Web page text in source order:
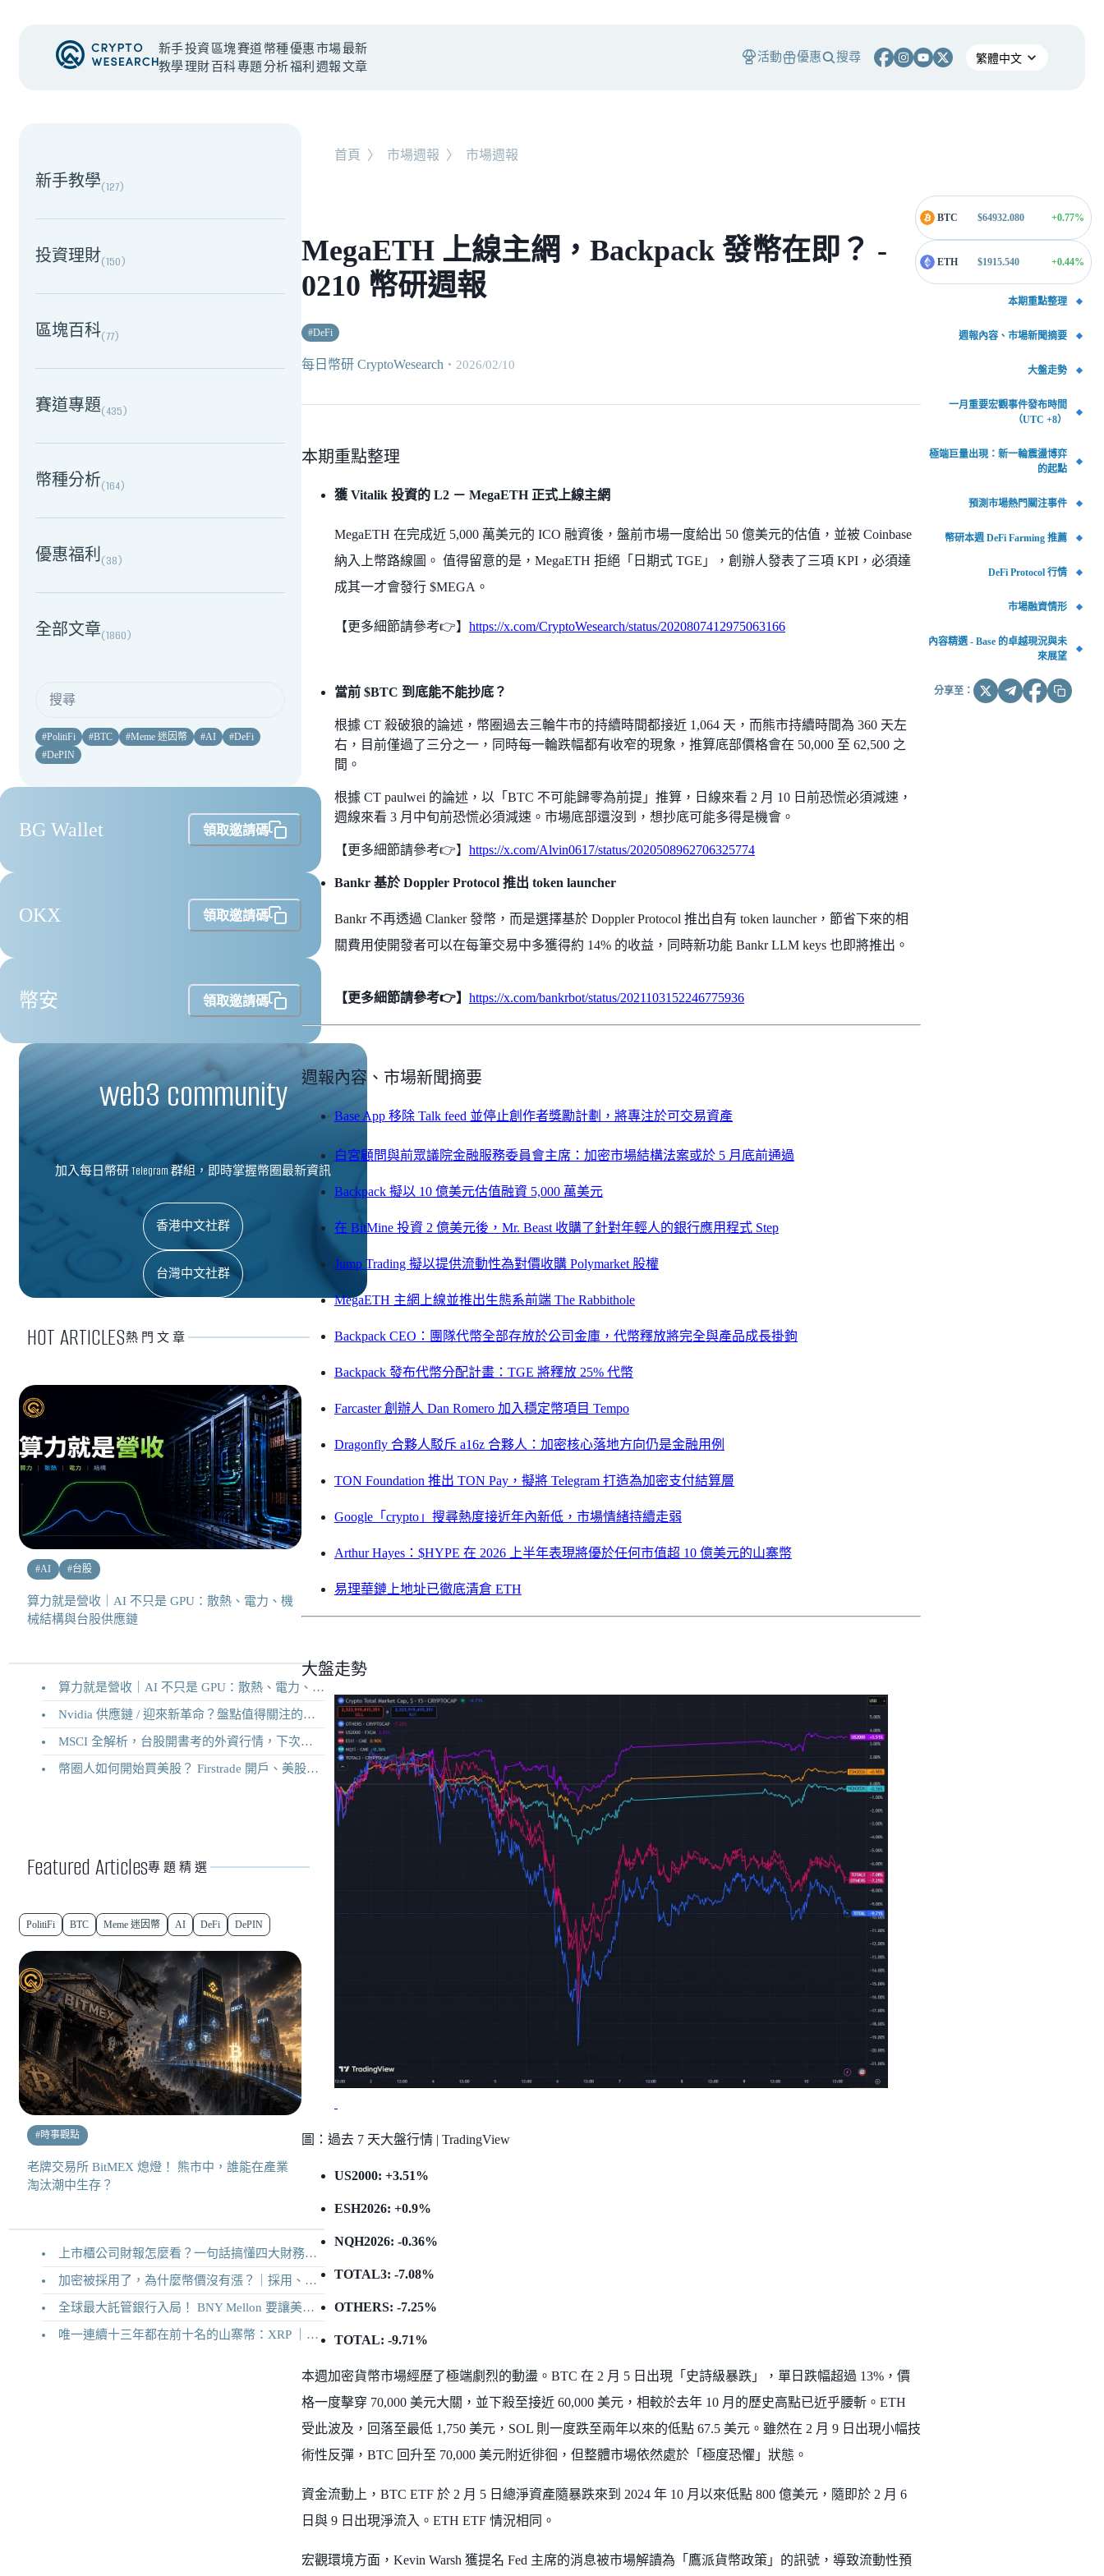
新手
教學
投資
理財
區塊
百科
賽道
專題
幣種
分析
優惠
福利
市場
週報
最新
文章
活動 優惠 搜尋
NEW EVENT
新手教學(127)
投資理財(150)
區塊百科(77)
賽道專題(435)
幣種分析(164)
優惠福利(38)
全部文章(1860)
#PolitiFi #BTC #Meme 迷因幣 #AI #DeFi
#DePIN
BG Wallet 領取邀請碼
OKX 領取邀請碼
幣安 領取邀請碼
web3 community
加入每日幣研 Telegram 群組，即時掌握幣圈最新資訊
香港中文社群
台灣中文社群
HOT ARTICLES熱門文章
#AI #台股
算力就是營收｜AI 不只是 GPU：散熱、電力、機
械結構與台股供應鏈
算力就是營收｜AI 不只是 GPU：散熱、電力、機械結構與台股供應鏈
Nvidia 供應鏈 / 迎來新革命？盤點值得關注的二十家供應鏈企業
MSCI 全解析，台股開書考的外資行情，下次調整你準備好了嗎？
幣圈人如何開始買美股？ Firstrade 開戶、美股交易機制完整教學
Featured Articles專題精選
PolitiFi BTC Meme 迷因幣 AI DeFi DePIN
#時事觀點
老牌交易所 BitMEX 熄燈！ 熊市中，誰能在產業
淘汰潮中生存？
上市櫃公司財報怎麼看？一句話搞懂四大財務報表
加密被採用了，為什麼幣價沒有漲？｜採用、收入與代幣價值捕獲
全球最大託管銀行入局！ BNY Mellon 要讓美債交易 24/7 不打烊
唯一連續十三年都在前十名的山寨幣：XRP ｜Ripple 2026 介紹
首頁 〉 市場週報 〉 市場週報
MegaETH 上線主網，Backpack 發幣在即？ -
0210 幣研週報
#DeFi
每日幣研 CryptoWesearch ・ 2026/02/10
本期重點整理
獲 Vitalik 投資的 L2 － MegaETH 正式上線主網
MegaETH 在完成近 5,000 萬美元的 ICO 融資後，盤前市場一度給出 50 億美元的估值，並被 Coinbase
納入上幣路線圖。 值得留意的是，MegaETH 拒絕「日期式 TGE」，創辦人發表了三項 KPI，必須達
成其一才會發行 $MEGA。
【更多細節請參考👉】 https://x.com/CryptoWesearch/status/2020807412975063166
當前 $BTC 到底能不能抄底？
根據 CT 殺破狼的論述，幣圈過去三輪牛市的持續時間都接近 1,064 天，而熊市持續時間為 360 天左
右，目前僅過了三分之一，同時每一輪跌幅都有收窄的現象，推算底部價格會在 50,000 至 62,500 之
間。
根據 CT paulwei 的論述，以「BTC 不可能歸零為前提」推算，日線來看 2 月 10 日前恐慌必須減速，
週線來看 3 月中旬前恐慌必須減速。市場底部還沒到，想抄底可能多得是機會。
【更多細節請參考👉】 https://x.com/Alvin0617/status/2020508962706325774
Bankr 基於 Doppler Protocol 推出 token launcher
Bankr 不再透過 Clanker 發幣，而是選擇基於 Doppler Protocol 推出自有 token launcher，節省下來的相
關費用使開發者可以在每筆交易中多獲得約 14% 的收益，同時新功能 Bankr LLM keys 也即將推出。
【更多細節請參考👉】 https://x.com/bankrbot/status/2021103152246775936
週報內容、市場新聞摘要
Base App 移除 Talk feed 並停止創作者獎勵計劃，將專注於可交易資產
白宮顧問與前眾議院金融服務委員會主席：加密市場結構法案或於 5 月底前通過
Backpack 擬以 10 億美元估值融資 5,000 萬美元
在 BitMine 投資 2 億美元後，Mr. Beast 收購了針對年輕人的銀行應用程式 Step
Jump Trading 擬以提供流動性為對價收購 Polymarket 股權
MegaETH 主網上線並推出生態系前端 The Rabbithole
Backpack CEO：團隊代幣全部存放於公司金庫，代幣釋放將完全與產品成長掛鉤
Backpack 發布代幣分配計畫：TGE 將釋放 25% 代幣
Farcaster 創辦人 Dan Romero 加入穩定幣項目 Tempo
Dragonfly 合夥人駁斥 a16z 合夥人：加密核心落地方向仍是金融用例
TON Foundation 推出 TON Pay，擬將 Telegram 打造為加密支付結算層
Google「crypto」搜尋熱度接近年內新低，市場情緒持續走弱
Arthur Hayes：$HYPE 在 2026 上半年表現將優於任何市值超 10 億美元的山寨幣
易理華鏈上地址已徹底清倉 ETH
大盤走勢
圖：過去 7 天大盤行情 | TradingView
US2000: +3.51%
ESH2026: +0.9%
NQH2026: -0.36%
TOTAL3: -7.08%
OTHERS: -7.25%
TOTAL: -9.71%
本週加密貨幣市場經歷了極端劇烈的動盪。BTC 在 2 月 5 日出現「史詩級暴跌」，單日跌幅超過 13%，價
格一度擊穿 70,000 美元大關，並下殺至接近 60,000 美元，相較於去年 10 月的歷史高點已近乎腰斬。ETH
受此波及，回落至最低 1,750 美元，SOL 則一度跌至兩年以來的低點 67.5 美元。雖然在 2 月 9 日出現小幅技
術性反彈，BTC 回升至 70,000 美元附近徘徊，但整體市場依然處於「極度恐懼」狀態。
資金流動上，BTC ETF 於 2 月 5 日總淨資產隨暴跌來到 2024 年 10 月以來低點 800 億美元，隨即於 2 月 6
日與 9 日出現淨流入。ETH ETF 情況相同。
宏觀環境方面，Kevin Warsh 獲提名 Fed 主席的消息被市場解讀為「鷹派貨幣政策」的訊號，導致流動性預
BTC $64932.080 +0.77%
ETH $1915.540 +0.44%
本期重點整理
週報內容、市場新聞摘要
大盤走勢
一月重要宏觀事件發布時間
（UTC +8）
極端巨量出現：新一輪震盪博弈
的起點
預測市場熱門關注事件
幣研本週 DeFi Farming 推薦
DeFi Protocol 行情
市場融資情形
內容精選 - Base 的卓越現況與未
來展望
分享至：